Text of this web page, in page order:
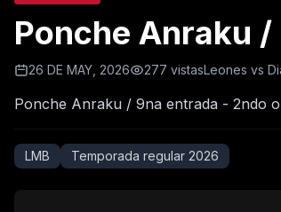
Ponche Anraku
26 DE MAY, 2026 277 vistasLeones vs
Ponche Anraku / 9na entrada - 2ndo
LMB Temporada regular 2026